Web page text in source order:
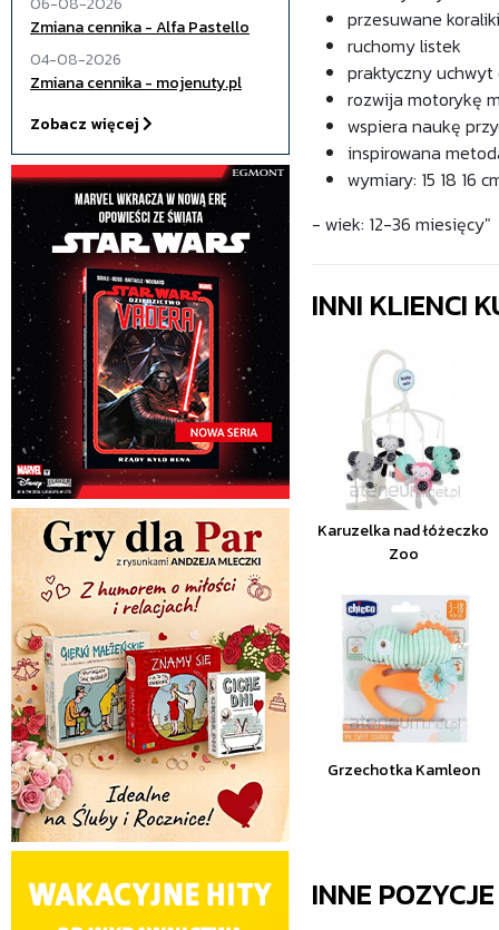
Zmiana cennika - Alfa Pastello
04-08-2026
Zmiana cennika - mojenuty.pl
Zobacz więcej
przesuwane
ruchomy listek
praktyczny
rozwija motorykę
wspiera naukę
inspirowana
wymiary: 15 18 16
- wiek: 12-36 miesięcy"
INNI KLIENCI
Karuzelka nad łóżeczko
Zoo
Grzechotka Kamleon
INNE